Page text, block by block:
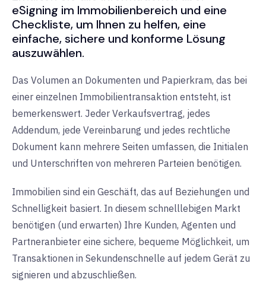
eSigning im Immobilienbereich und eine
Checkliste, um Ihnen zu helfen, eine
einfache, sichere und konforme Lösung
auszuwählen.
Das Volumen an Dokumenten und Papierkram, das bei
einer einzelnen Immobilientransaktion entsteht, ist
bemerkenswert. Jeder Verkaufsvertrag, jedes
Addendum, jede Vereinbarung und jedes rechtliche
Dokument kann mehrere Seiten umfassen, die Initialen
und Unterschriften von mehreren Parteien benötigen.
Immobilien sind ein Geschäft, das auf Beziehungen und
Schnelligkeit basiert. In diesem schnelllebigen Markt
benötigen (und erwarten) Ihre Kunden, Agenten und
Partneranbieter eine sichere, bequeme Möglichkeit, um
Transaktionen in Sekundenschnelle auf jedem Gerät zu
signieren und abzuschließen.